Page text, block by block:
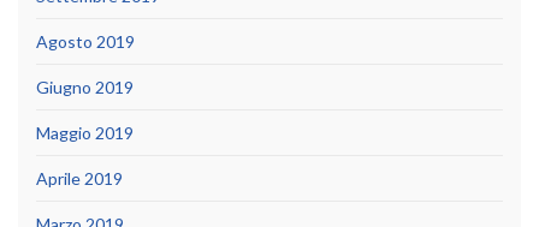
Agosto 2019
Giugno 2019
Maggio 2019
Aprile 2019